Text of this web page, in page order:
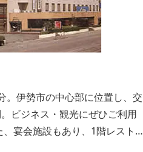
。伊勢市の中心部に位置し、交
ビジネス・観光にぜひご利用
、宴会施設もあり、1階レストラ
松阪牛をお楽しみいただけま